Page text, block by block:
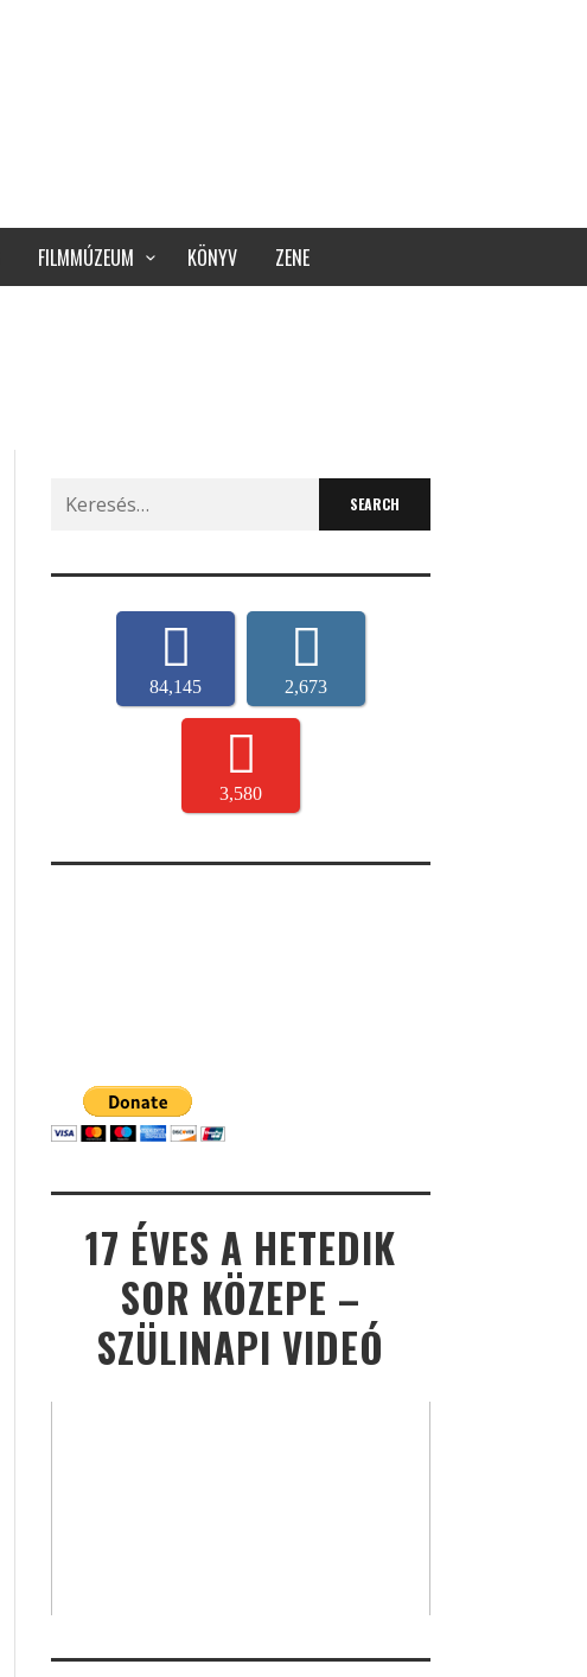
FILMMÚZEUM KÖNYV ZENE
Search
for:
84,145 2,673
3,580
17 ÉVES A HETEDIK
SOR KÖZEPE –
SZÜLINAPI VIDEÓ